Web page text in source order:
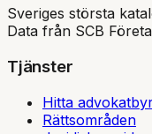
Sveriges största
Data från SCB
Tjänster
Hitta
Rättsområden